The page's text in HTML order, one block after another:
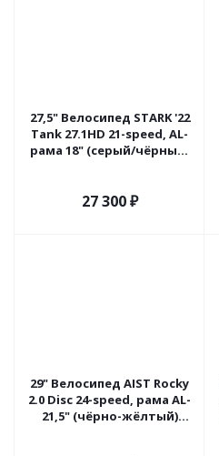
27,5" Велосипед STARK '22
Tank 27.1HD 21-speed, AL-
рама 18" (серый/чёрный)
27 300₽
29" Велосипед AIST Rocky
2.0 Disc 24-speed, рама AL-
21,5" (чёрно-жёлтый)